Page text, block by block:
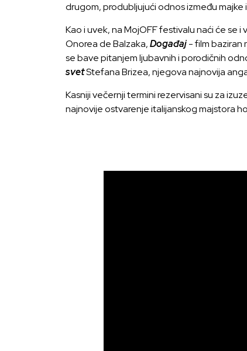
drugom, produbljujući odnos između majke
Kao i uvek, na MojOFF festivalu naći će se
Onorea de Balzaka,Događaj- film baziran
se bave pitanjem ljubavnih i porodičnih
svetStefana Brizea, njegova najnovija
Kasniji večernji termini rezervisani su za
najnovije ostvarenje italijanskog majstora